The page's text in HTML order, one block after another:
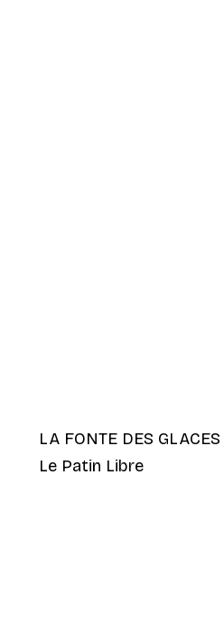
LA FONTE DES GLACES
Le Patin Libre